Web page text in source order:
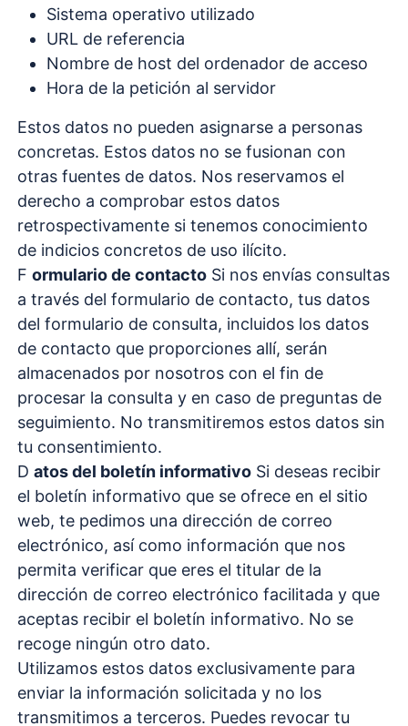
Sistema operativo utilizado
URL de referencia
Nombre de host del ordenador de acceso
Hora de la petición al servidor
Estos datos no pueden asignarse a personas
concretas. Estos datos no se fusionan con
otras fuentes de datos. Nos reservamos el
derecho a comprobar estos datos
retrospectivamente si tenemos conocimiento
de indicios concretos de uso ilícito.
Formulario de contacto Si nos envías consultas
a través del formulario de contacto, tus datos
del formulario de consulta, incluidos los datos
de contacto que proporciones allí, serán
almacenados por nosotros con el fin de
procesar la consulta y en caso de preguntas de
seguimiento. No transmitiremos estos datos sin
tu consentimiento.
Datos del boletín informativo Si deseas recibir
el boletín informativo que se ofrece en el sitio
web, te pedimos una dirección de correo
electrónico, así como información que nos
permita verificar que eres el titular de la
dirección de correo electrónico facilitada y que
aceptas recibir el boletín informativo. No se
recoge ningún otro dato.
Utilizamos estos datos exclusivamente para
enviar la información solicitada y no los
transmitimos a terceros. Puedes revocar tu